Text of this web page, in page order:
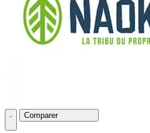
Comparer